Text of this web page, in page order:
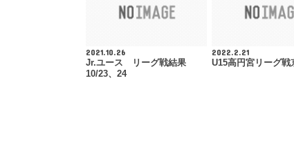
2021.10.26
Jr.ユース リーグ戦結果
10/23、24
2022.2.21
U15高円宮リーグ戦